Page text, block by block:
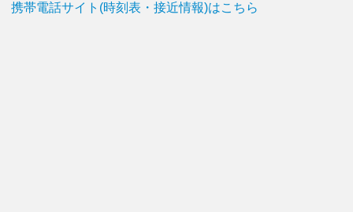
携帯電話サイト(時刻表・接近情報)はこちら